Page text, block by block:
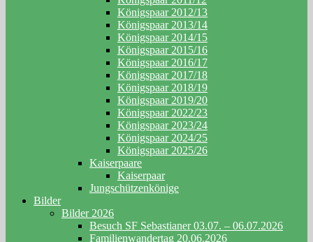
Königspaar 2012/13
Königspaar 2013/14
Königspaar 2014/15
Königspaar 2015/16
Königspaar 2016/17
Königspaar 2017/18
Königspaar 2018/19
Königspaar 2019/20
Königspaar 2022/23
Königspaar 2023/24
Königspaar 2024/25
Königspaar 2025/26
Kaiserpaare
Kaiserpaar
Jungschützenkönige
Bilder
Bilder 2026
Besuch SF Sebastianer 03.07. – 06.07.2026
Familienwandertag 20.06.2026